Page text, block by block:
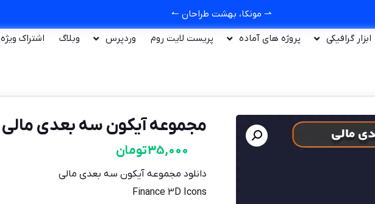
⇀ مونکا، بهشت طراحان ↼
ابزار گرافیکی پروژه های آماده پریست لایت روم وردپرس وبلاگ اشتراک ویژه
مجموعه آیکون سه بعدی مالی ekata
35,000تومان
دانلود مجموعه آیکون سه بعدی مالی
Finance 3D Icons